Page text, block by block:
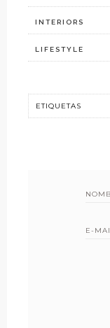
INTERIORS
LIFESTYLE